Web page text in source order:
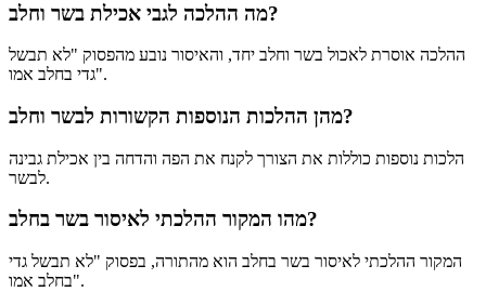
מה ההלכה לגבי אכילת בשר וחלב?
ההלכה אוסרת לאכול בשר וחלב יחד, והאיסור נובע מהפסוק "לא תבשל
גדי בחלב אמו".
מהן ההלכות הנוספות הקשורות לבשר וחלב?
הלכות נוספות כוללות את הצורך לקנח את הפה והדחה בין אכילת גבינה
לבשר.
מהו המקור ההלכתי לאיסור בשר בחלב?
המקור ההלכתי לאיסור בשר בחלב הוא מהתורה, בפסוק "לא תבשל גדי
בחלב אמו".